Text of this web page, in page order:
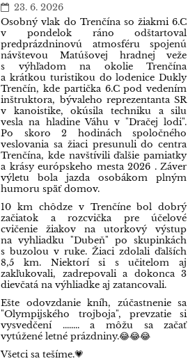
23. 6. 2026
Osobný vlak do Trenčína so žiakmi 6.C
v pondelok ráno odštartoval
predprázdninovú atmosféru spojenú
návštevou Matúšovej hradnej veže
s výhľadom na okolie Trenčína
a krátkou turistikou do lodenice Dukly
Trenčín, kde partička 6.C pod vedením
inštruktora, bývaleho reprezentanta SR
v kanoistike, okúsila techniku a silu
vesla na hladine Váhu v "Dračej lodi".
Po skoro 2 hodinách spoločného
veslovania sa žiaci presunuli do centra
Trenčína, kde navštívili ďalšie pamiatky
a krásy európskeho mesta 2026 . Záver
výletu bola jazda osobákom plným
humoru späť domov.
10 km chôdze v Trenčíne bol dobrý
začiatok a rozcvička pre účelové
cvičenie žiakov na utorkový výstup
na vyhliadku "Dubeň" po skupinkách
s buzolou v ruke. Žiaci zdolali ďalších
8,5 km. Niektorí si s učitelom aj
zakľukovali, zadrepovali a dokonca 3
dievčatá na výhliadke aj zatancovali.
Ešte odovzdanie kníh, zúčastnenie sa
"Olympijského trojboja", prevzatie si
vysvedčení ........ a môžu sa začať
vytúžené letné prázdniny.😂😂😂
Všetci sa tešíme.💗